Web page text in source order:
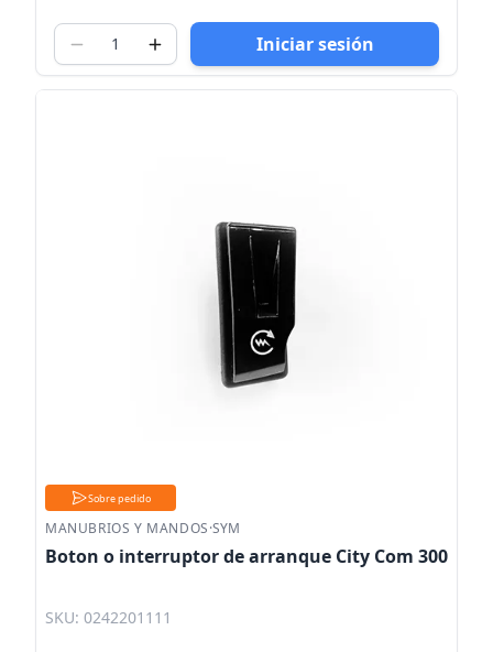
Iniciar sesión
Sobre pedido
MANUBRIOS Y MANDOS·SYM
Boton o interruptor de arranque City Com 300
SKU: 0242201111